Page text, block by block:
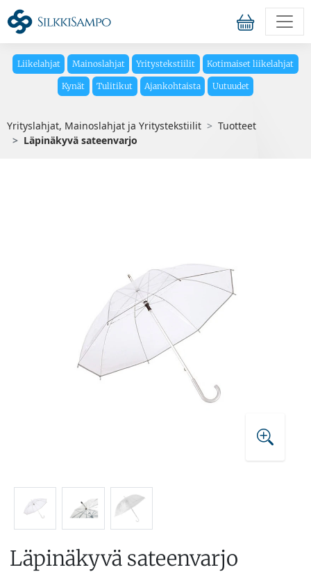
Liikelahjat Mainoslahjat Yritystekstiilit Kotimaiset liikelahjat
Kynät Tulitikut Ajankohtaista Uutuudet
Yrityslahjat, Mainoslahjat ja Yritystekstiilit
Tuotteet
Läpinäkyvä sateenvarjo
Läpinäkyvä sateenvarjo